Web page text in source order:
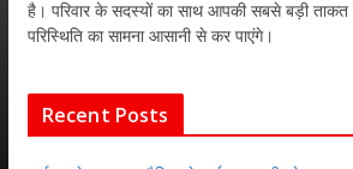
है। परिवार के सदस्यों का साथ आपकी सबसे बड़ी
परिस्थिति का सामना आसानी से कर पाएंगे।
Recent Posts